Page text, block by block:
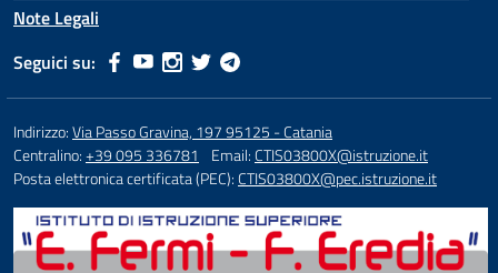
Note Legali
Seguici su:
Indirizzo:Via Passo Gravina, 197 95125 - Catania
Centralino:+39 095 336781 Email:CTIS03800X@istruzione.it
Posta elettronica certificata (PEC):CTIS03800X@pec.istruzione.it